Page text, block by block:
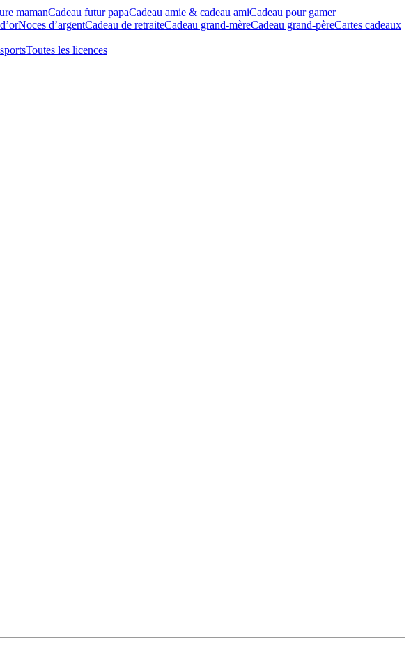
mamanCadeau futur papaCadeau amie & cadeau amiCadeau pour gamer
Noces d’argentCadeau de retraiteCadeau grand-mèreCadeau grand-pèreCartes cadeaux
Toutes les licences